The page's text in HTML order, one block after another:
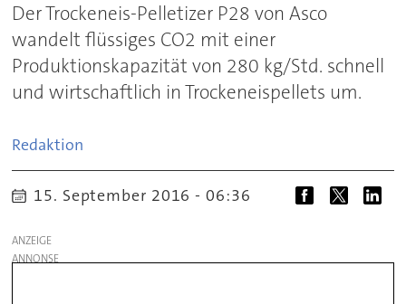
Der Trockeneis-Pelletizer P28 von Asco
wandelt flüssiges CO2 mit einer
Produktionskapazität von 280 kg/Std. schnell
und wirtschaftlich in Trockeneispellets um.
Redaktion
15. September 2016 - 06:36
ANZEIGE